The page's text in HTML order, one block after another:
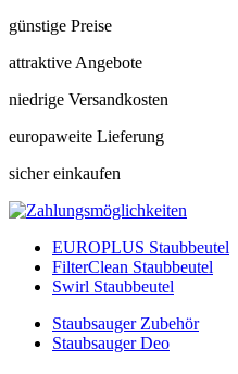
günstige Preise
attraktive Angebote
niedrige Versandkosten
europaweite Lieferung
sicher einkaufen
EUROPLUS Staubbeutel
FilterClean Staubbeutel
Swirl Staubbeutel
Staubsauger Zubehör
Staubsauger Deo